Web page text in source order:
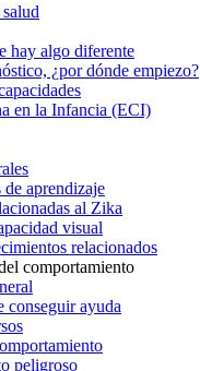
hay algo diferente
¿por dónde empiezo?
en la Infancia (ECI)
de aprendizaje
al Zika
visual
relacionados
comportamiento
conseguir ayuda
peligroso